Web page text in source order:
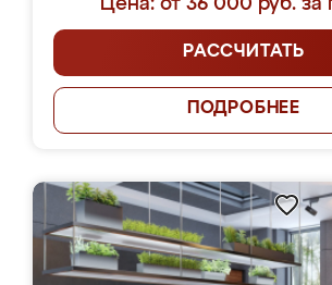
Цена: от 36 000 руб. за
РАССЧИТАТЬ
ПОДРОБНЕЕ